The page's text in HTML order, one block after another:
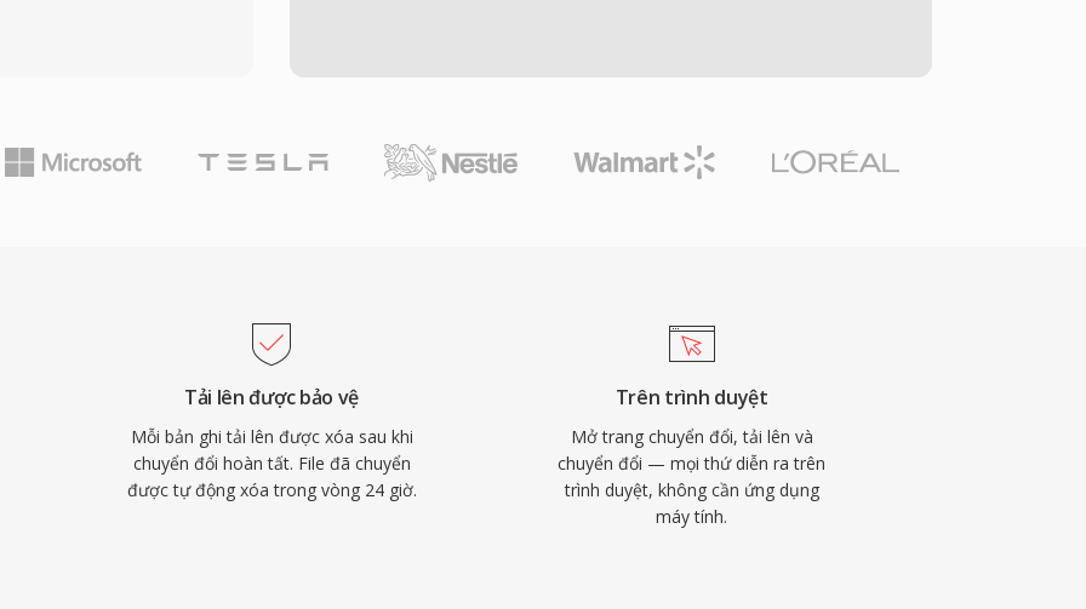
phép BSD, cho
phẩm thương mại và
làm người kế nhiệm
các hệ thống VoIP
giải mã nhẹ của nó vẫnTải lên được bảo vệ
Mỗi bản ghi tải lên được xóa sau khi
chuyển đổi hoàn tất. File đã chuyển
được tự động xóa trong vòng 24 giờ.
Trên trình duyệt
Mở trang chuyển đổi, tải lên và
chuyển đổi — mọi thứ diễn ra trên
trình duyệt, không cần ứng dụng
máy tính.